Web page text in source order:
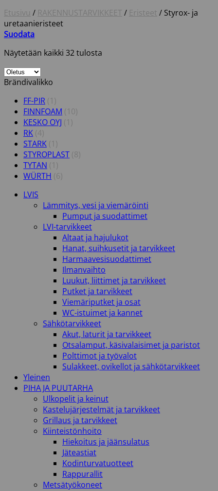
Etusivu / RAKENNUSTARVIKKEET / Eristeet / Styrox- ja
uretaanieristeet
Suodata
Näytetään kaikki 32 tulosta
Brändivalikko
FF-PIR (1)
FINNFOAM (10)
KESKO OYJ (1)
RK (4)
STARK (1)
STYROPLAST (8)
TYTAN (1)
WÜRTH (6)
LVIS
Lämmitys, vesi ja viemäröinti
Pumput ja suodattimet
LVI-tarvikkeet
Altaat ja hajulukot
Hanat, suihkusetit ja tarvikkeet
Harmaavesisuodattimet
Ilmanvaihto
Luukut, liittimet ja tarvikkeet
Putket ja tarvikkeet
Viemäriputket ja osat
WC-istuimet ja kannet
Sähkötarvikkeet
Akut, laturit ja tarvikkeet
Otsalamput, käsivalaisimet ja paristot
Polttimot ja työvalot
Sulakkeet, ovikellot ja sähkötarvikkeet
Yleinen
PIHA JA PUUTARHA
Ulkopelit ja keinut
Kastelujärjestelmät ja tarvikkeet
Grillaus ja tarvikkeet
Kiinteistönhoito
Hiekoitus ja jäänsulatus
Jäteastiat
Kodinturvatuotteet
Rappurallit
Metsätyökoneet